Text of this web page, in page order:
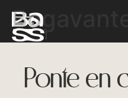
Bogavante
Ponte en